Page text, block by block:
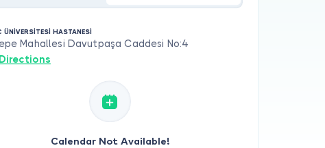
ÜNİVERSİTESİ HASTANESİ
Mahallesi Davutpaşa Caddesi No:4
Calendar Not Available!